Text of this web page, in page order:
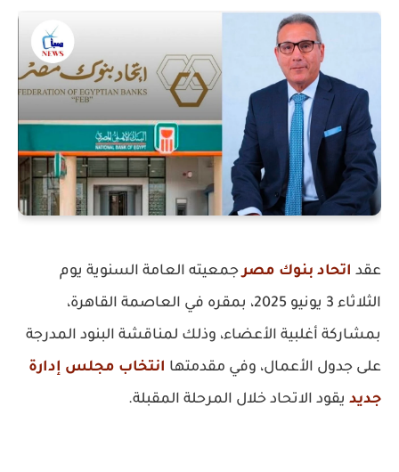
عقد اتحاد بنوك مصر جمعيته العامة السنوية يوم
الثلاثاء 3 يونيو 2025، بمقره في العاصمة القاهرة،
بمشاركة أغلبية الأعضاء، وذلك لمناقشة البنود المدرجة
على جدول الأعمال، وفي مقدمتها انتخاب مجلس إدارة
جديد يقود الاتحاد خلال المرحلة المقبلة.